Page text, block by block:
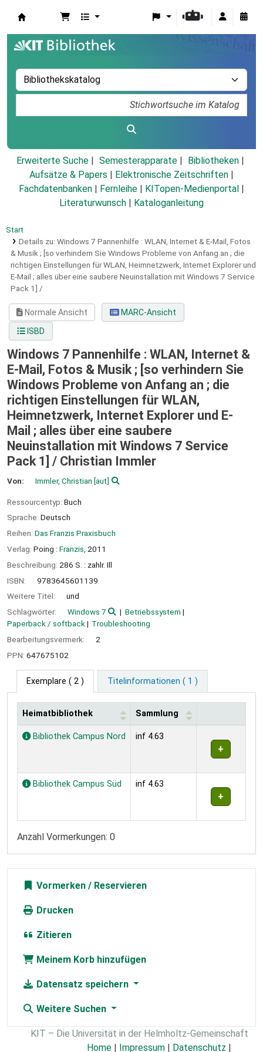
Erweiterte Suche Semesterapparate
Bibliotheken
Aufsätze & Papers
Elektronische Zeitschriften
Fachdatenbanken
Fernleihe KITopen-Medienportal
Literaturwunsch
Kataloganleitung
Start
Details zu: Windows 7 Pannenhilfe : WLAN, Internet & E-Mail, Fotos
& Musik ; [so verhindern Sie Windows Probleme von Anfang an ; die
richtigen Einstellungen für WLAN, Heimnetzwerk, Internet Explorer und
E-Mail ; alles über eine saubere Neuinstallation mit Windows 7 Service
Pack 1] /
Normale Ansicht
MARC-Ansicht
ISBD
Windows 7 Pannenhilfe : WLAN, Internet &
E-Mail, Fotos & Musik ; [so verhindern Sie
Windows Probleme von Anfang an ; die
richtigen Einstellungen für WLAN,
Heimnetzwerk, Internet Explorer und E-
Mail ; alles über eine saubere
Neuinstallation mit Windows 7 Service
Pack 1] / Christian Immler
Von: Immler, Christian [aut]
Ressourcentyp: Buch
Sprache: Deutsch
Reihen: Das Franzis Praxisbuch
Verlag: Poing : Franzis, 2011
Beschreibung: 286 S. : zahlr. Ill
ISBN:
9783645601139
Weitere Titel:
und
Schlagwörter:
Windows 7
Betriebssystem
Paperback / softback
Troubleshooting
Bearbeitungsvermerk:
2
PPN: 647675102
Exemplare ( 2 ) Titelinformationen ( 1 )
Exemplare
Heimatbibliothek Sammlung
Bibliothek Campus Nord inf 4.63
Bibliothek Campus Süd inf 4.63
Anzahl Vormerkungen: 0
Vormerken
Drucken
Zitieren
Meinem Korb hinzufügen
Datensatz speichern
Weitere Suchen
KIT – Die Universität in der Helmholtz-Gemeinschaft
Home | Impressum | Datenschutz |